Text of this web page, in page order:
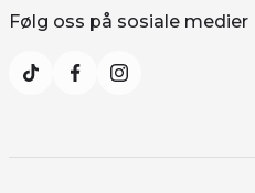
Følg oss på sosiale medier